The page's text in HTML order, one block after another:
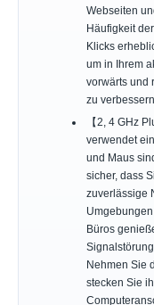
Webseiten
Häufigkeit
Klicks
um in Ihrem
vorwärts und
zu verbessern.
【2, 4 GHz
verwendet
und Maus
sicher, dass
zuverlässige
Büros
Nehmen Sie
stecken Sie